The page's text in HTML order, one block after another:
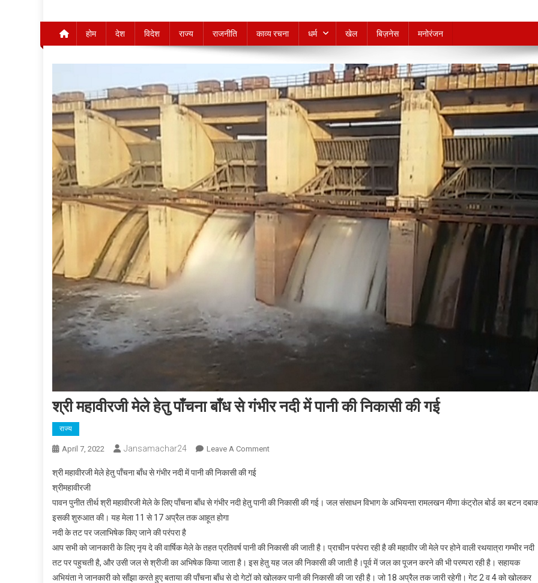
होम देश विदेश राज्य राजनीति काव्य रचना धर्म खेल बिज़नेस मनोरंजन
श्री महावीरजी मेले हेतु पाँचना बाँध से गंभीर नदी में पानी की निकासी की गई
राज्य
April 7, 2022 Jansamachar24 Leave A CommentOn
हेतु
से
गंभीर
नदी
श्री महावीरजी मेले हेतु पाँचना बाँध से गंभीर नदी में पानी की निकासी की गई
श्रीमहावीरजी
पावन पुनीत तीर्थ श्री महावीरजी मेले के लिए पाँचना बाँध से गंभीर नदी हेतु पानी की निकासी की गई। जल संसाधन विभाग के अभियन्ता रामलखन मीणा कंट्रोल बोर्ड का बटन
इसकी शुरुआत की। यह मेला 11 से 17 अप्रैल तक आहूत होगा
नदी के तट पर जलाभिषेक किए जाने की परंपरा है
आप सभी को जानकारी के लिए नृय दे की वार्षिक मेले के तहत प्रतिवर्ष पानी की निकासी की जाती है। प्राचीन परंपरा रही है की महावीर जी मेले पर होने वाली रथयात्रा गम्भीर नदी
तट पर पहुचती है, और उसी जल से श्रीजी का अभिषेक किया जाता है। इस हेतु यह जल की निकासी की जाती है।पूर्व में जल का पूजन करने की भी परम्परा रही है। सहायक
अभियंता ने जानकारी को साँझा करते हुए बताया की पाँचना बाँध से दो गेटों को खोलकर पानी की निकासी की जा रही है। जो 18 अप्रैल तक जारी रहेगी। गेट 2 व 4 को खोलकर